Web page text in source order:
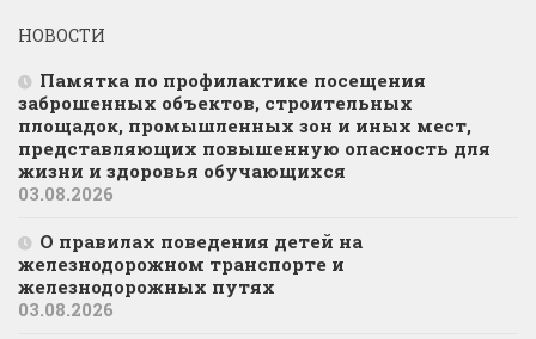
НОВОСТИ
Памятка по профилактике посещения
заброшенных объектов, строительных
площадок, промышленных зон и иных мест,
представляющих повышенную опасность для
жизни и здоровья обучающихся
03.08.2026
О правилах поведения детей на
железнодорожном транспорте и
железнодорожных путях
03.08.2026